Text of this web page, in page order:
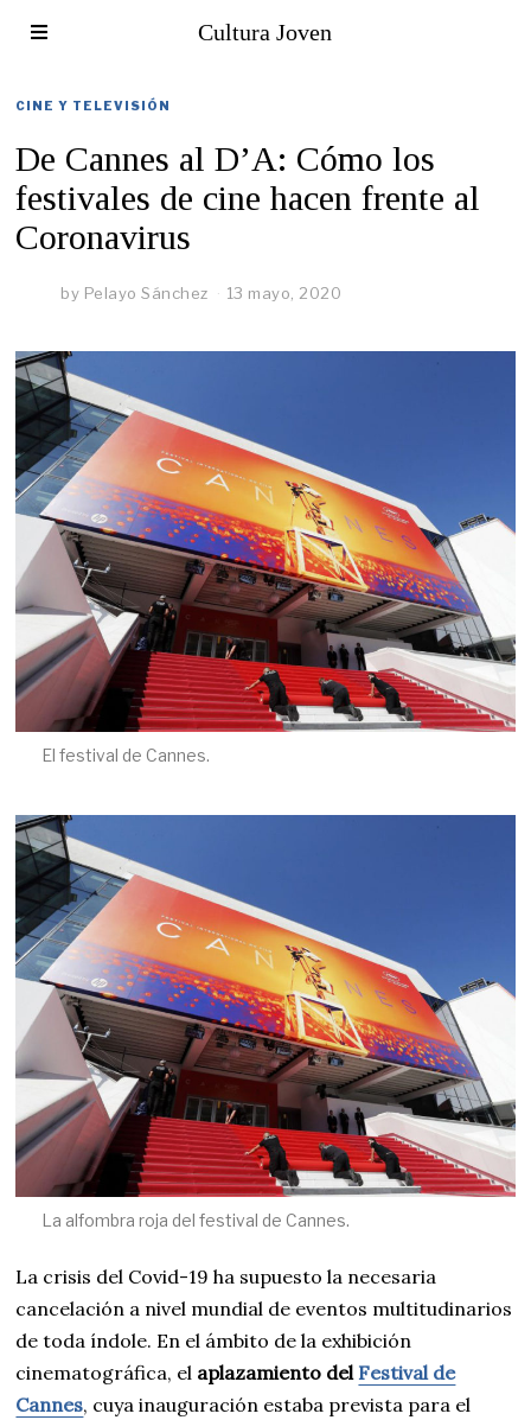
Cultura Joven
CINE Y TELEVISIÓN
De Cannes al D’A: Cómo los
festivales de cine hacen frente al
Coronavirus
by Pelayo Sánchez 13 mayo, 2020
El festival de Cannes.
La alfombra roja del festival de Cannes.
La crisis del Covid-19 ha supuesto la necesaria
cancelación a nivel mundial de eventos multitudinarios
de toda índole. En el ámbito de la exhibición
cinematográfica, el aplazamiento del Festival de
Cannes, cuya inauguración estaba prevista para el